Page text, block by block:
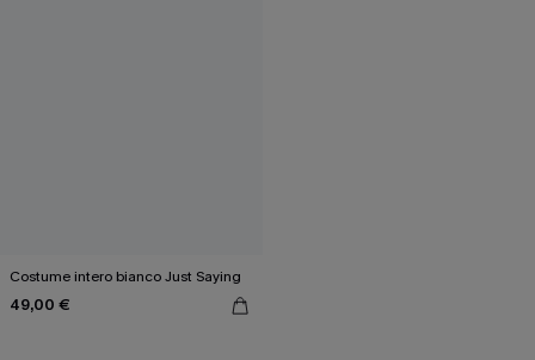
Costume intero bianco Just Saying
49,00 €